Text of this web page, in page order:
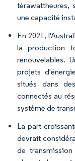
térawattheures,
une capacité
En 2021,
la production
renouvelables.
projets
situés dans
connectés au
système de
La part
devrait
de